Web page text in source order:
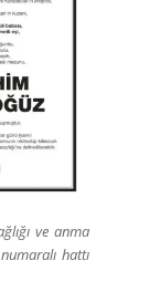
ve anma
hattı